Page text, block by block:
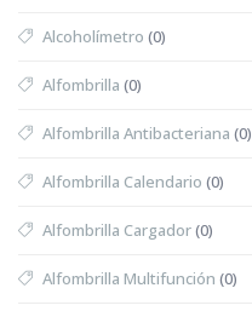
Alcoholímetro (0)
Alfombrilla (0)
Alfombrilla Antibacteriana (0)
Alfombrilla Calendario (0)
Alfombrilla Cargador(0)
Alfombrilla Multifunción (0)